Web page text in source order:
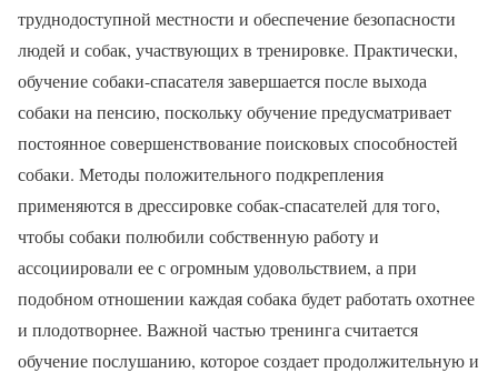
труднодоступной местности и обеспечение безопасности
людей и собак, участвующих в тренировке. Практически,
обучение собаки-спасателя завершается после выхода
собаки на пенсию, поскольку обучение предусматривает
постоянное совершенствование поисковых способностей
собаки. Методы положительного подкрепления
применяются в дрессировке собак-спасателей для того,
чтобы собаки полюбили собственную работу и
ассоциировали ее с огромным удовольствием, а при
подобном отношении каждая собака будет работать охотнее
и плодотворнее. Важной частью тренинга считается
обучение послушанию, которое создает продолжительную и